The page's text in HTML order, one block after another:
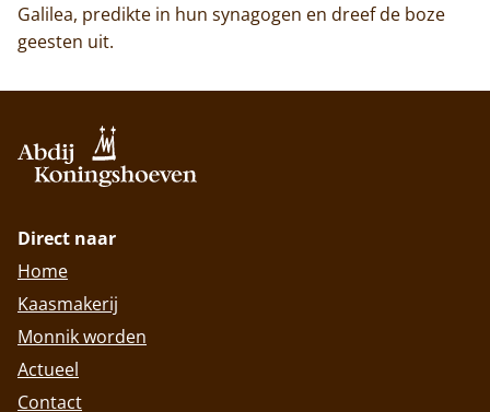
Galilea, predikte in hun synagogen en dreef de boze
geesten uit.
Direct naar
Home
Kaasmakerij
Monnik worden
Actueel
Contact